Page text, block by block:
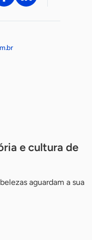
e cultura de
aguardam a sua